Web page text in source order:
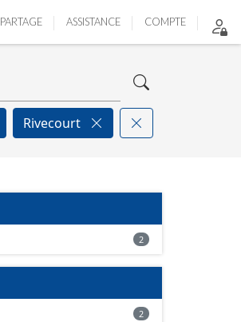
PARTAGE ASSISTANCE COMPTE
Rivecourt
2
2